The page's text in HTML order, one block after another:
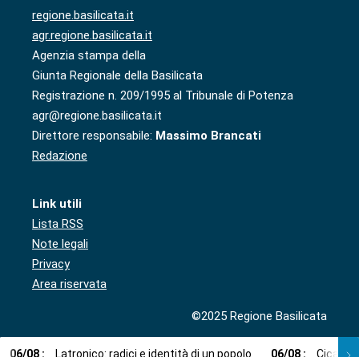
regione.basilicata.it
agr.regione.basilicata.it
Agenzia stampa della
Giunta Regionale della Basilicata
Registrazione n. 209/1995 al Tribunale di Potenza
agr@regione.basilicata.it
Direttore responsabile: Massimo Brancati
Redazione
Link utili
Lista RSS
Note legali
Privacy
Area riservata
©2025 Regione Basilicata
06/08 : Latronico: radici e identità di un popolo 06/08 : Cicala: